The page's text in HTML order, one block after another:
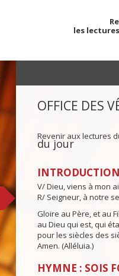
les
OFFICE DES
Revenir aux lectures
du jour
INTRODUCTION
V/ Dieu, viens à mon
R/ Seigneur, à notre
Gloire au Père, et au
au Dieu qui est, qui
pour les siècles des
Amen. (Alléluia.)
HYMNE : SOIS